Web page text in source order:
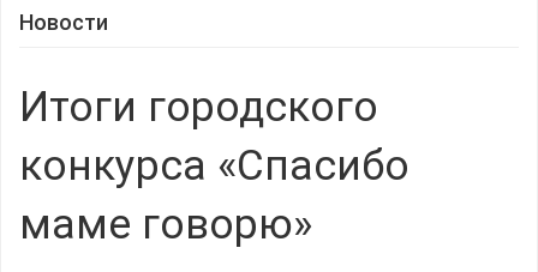
Новости
Итоги городского
конкурса «Спасибо
маме говорю»